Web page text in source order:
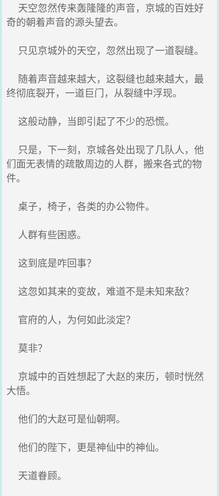
天空忽然传来轰隆隆的声音，京城的百姓好
奇的朝着声音的源头望去。
只见京城外的天空，忽然出现了一道裂缝。
随着声音越来越大，这裂缝也越来越大，最
终彻底裂开，一道巨门，从裂缝中浮现。
这般动静，当即引起了不少的恐慌。
只是，下一刻，京城各处出现了几队人，他
们面无表情的疏散周边的人群，搬来各式的物
件。
桌子，椅子，各类的办公物件。
人群有些困惑。
这到底是咋回事？
这忽如其来的变故，难道不是未知来敌？
官府的人，为何如此淡定？
莫非？
京城中的百姓想起了大赵的来历，顿时恍然
大悟。
他们的大赵可是仙朝啊。
他们的陛下，更是神仙中的神仙。
天道眷顾。